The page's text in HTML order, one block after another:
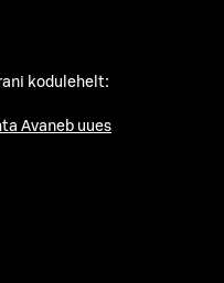
kodulehelt:
Avaneb uues